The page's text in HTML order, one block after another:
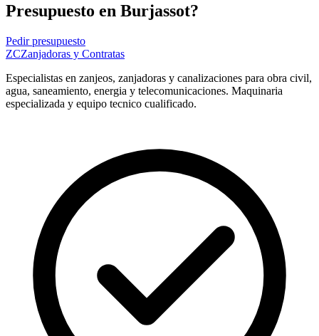
Presupuesto en Burjassot?
Pedir presupuesto
ZCZanjadoras y Contratas
Especialistas en zanjeos, zanjadoras y canalizaciones para obra civil,
agua, saneamiento, energia y telecomunicaciones. Maquinaria
especializada y equipo tecnico cualificado.